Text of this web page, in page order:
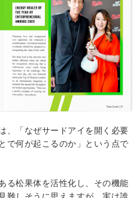
、「なぜサードアイを開く必要
で何が起こるのか」という点で
る松果体を活性化し、その機能